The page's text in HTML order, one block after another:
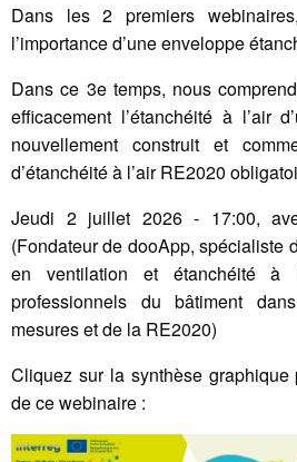
Dans les 2 premiers
l’importance d’une enveloppe
Dans ce 3e temps, nous
efficacement l’étanchéité à l’air
nouvellement construit et
d’étanchéité à l’air RE2020
Jeudi 2 juillet 2026 - 17:00,
(Fondateur de dooApp, spécialiste
en ventilation et étanchéité à
professionnels du bâtiment
mesures et de la RE2020)
Cliquez sur la synthèse
de ce webinaire :